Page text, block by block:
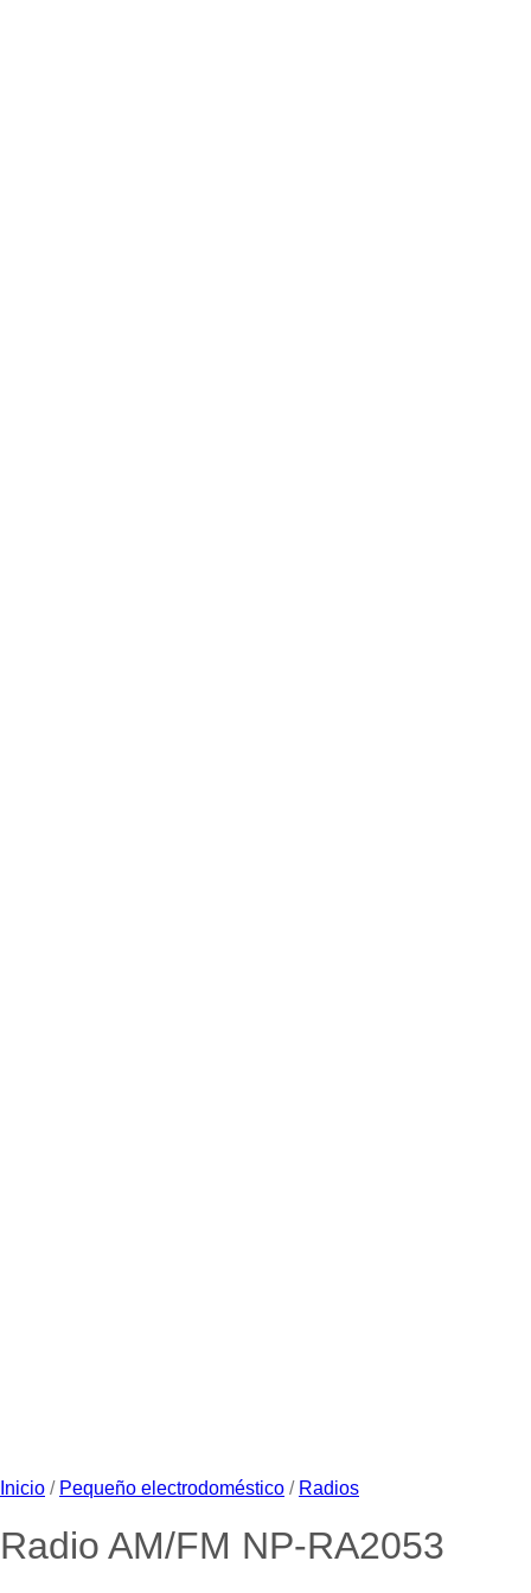
Inicio / Pequeño electrodoméstico / Radios
Radio AM/FM NP-RA2053